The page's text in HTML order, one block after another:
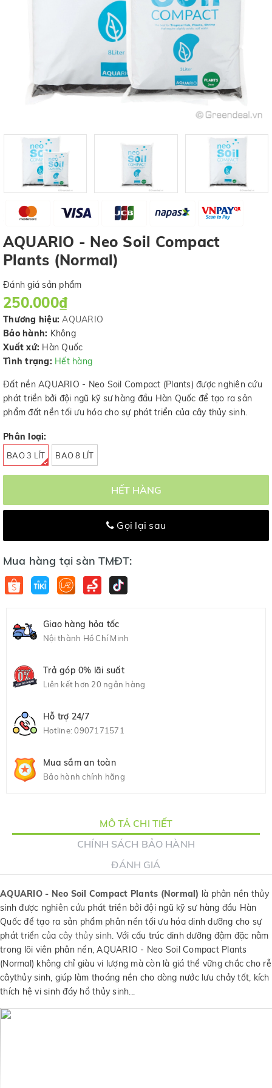
AQUARIO - Neo Soil Compact
Plants (Normal)
Đánh giá sản phẩm
250.000₫
Thương hiệu: AQUARIO
Bảo hành: Không
Xuất xứ: Hàn Quốc
Tình trạng: Hết hàng
Đất nền AQUARIO - Neo Soil Compact (Plants) được nghiên cứu
phát triền bởi đội ngũ kỹ sư hàng đầu Hàn Quốc để tạo ra sản
phẩm đất nền tối ưu hóa cho sự phát triển của cây thủy sinh.
Phân loại:
BAO 3 LÍT BAO 8 LÍT
HẾT HÀNG
Gọi lại sau
Mua hàng tại sàn TMĐT:
Giao hàng hỏa tốc
Nội thành Hồ Chí Minh
Trả góp 0% lãi suất
Liên kết hơn 20 ngân hàng
Hỗ trợ 24/7
Hotline:0907171571
Mua sắm an toàn
Bảo hành chính hãng
MÔ TẢ CHI TIẾT
CHÍNH SÁCH BẢO HÀNH
ĐÁNH GIÁ
AQUARIO - Neo Soil Compact Plants (Normal) là phân nền thủy
sinh được nghiên cứu phát triền bởi đội ngũ kỹ sư hàng đầu Hàn
Quốc để tạo ra sản phẩm phân nền tối ưu hóa dinh dưỡng cho sự
phát triển của cây thủy sinh. Với cấu trúc dinh dưỡng đậm đặc nằm
trong lõi viên phân nền, AQUARIO - Neo Soil Compact Plants
(Normal) không chỉ giàu vi lượng mà còn là giá thể vững chắc cho rễ
câythủy sinh, giúp làm thoáng nền cho dòng nước lưu chảy tốt, kích
thích hệ vi sinh đáy hồ thủy sinh...